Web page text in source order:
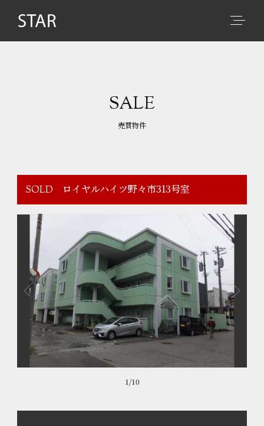
SALE
売買物件
SOLD ロイヤルハイツ野々市313号室
1/10